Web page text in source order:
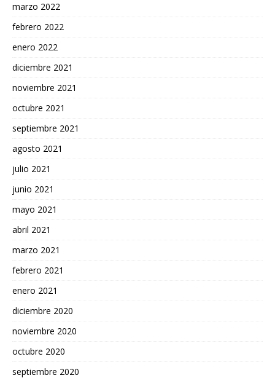
marzo 2022
febrero 2022
enero 2022
diciembre 2021
noviembre 2021
octubre 2021
septiembre 2021
agosto 2021
julio 2021
junio 2021
mayo 2021
abril 2021
marzo 2021
febrero 2021
enero 2021
diciembre 2020
noviembre 2020
octubre 2020
septiembre 2020